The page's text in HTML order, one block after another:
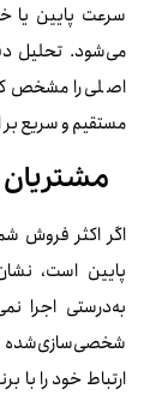
سرعت پایین
می‌شود. تحلیل
اصلی را مشخص
مستقیم و سریع بر
اگر اکثر فروش
پایین است،
به‌درستی اجرا
شخصی‌سازی‌شده
ارتباط خود را